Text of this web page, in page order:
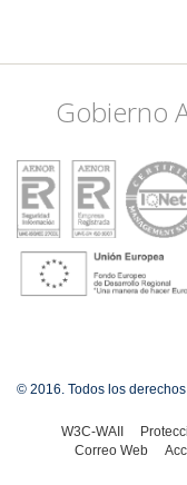
Gobierno
© 2016. Todos los
W3C-WAII
Correo Web